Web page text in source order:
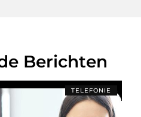
Berichten
TELEFONIE